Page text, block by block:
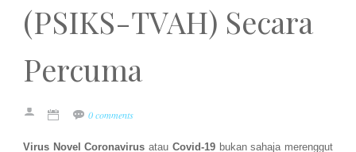
(PSIKS-TVAH) Secara
Percuma
0 comments
Virus Novel Coronavirus atau Covid-19bukan sahaja merenggut